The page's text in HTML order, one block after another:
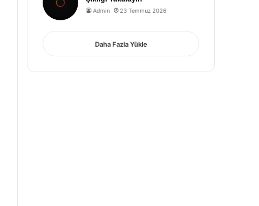
Admin 23 Temmuz 2026
Daha Fazla Yükle